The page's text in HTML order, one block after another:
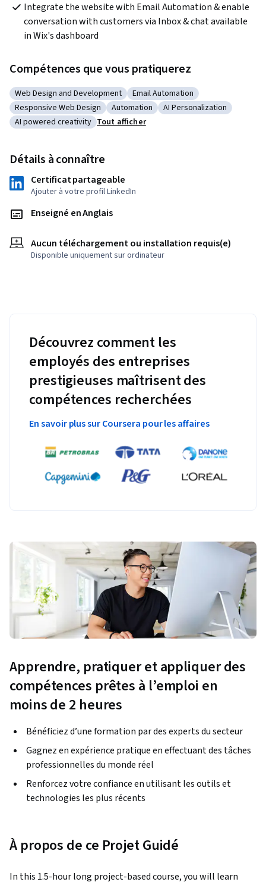
Integrate the website with Email Automation & enable
conversation with customers via Inbox & chat available
in Wix's dashboard
Compétences que vous pratiquerez
Catégorie : Web Design and Development
Web Design and Development Catégorie : Email Automation
Email Automation
Catégorie : Responsive Web Design
Responsive Web Design Catégorie : Automation
Automation Catégorie : AI
AI Personalization
Catégorie : AI powered creativity
AI powered creativity Tout afficher
Détails à connaître
Certificat partageable
Ajouter à votre profil LinkedIn
Enseigné en Anglais
Aucun téléchargement ou installation requis(e)
Disponible uniquement sur ordinateur
Découvrez comment les
employés des entreprises
prestigieuses maîtrisent des
compétences recherchées
En savoir plus sur Coursera pour les affaires
Apprendre, pratiquer et appliquer des
compétences prêtes à l’emploi en
moins de 2 heures
Bénéficiez d’une formation par des experts du secteur
Gagnez en expérience pratique en effectuant des tâches
professionnelles du monde réel
Renforcez votre confiance en utilisant les outils et
technologies les plus récents
À propos de ce Projet Guidé
In this 1.5-hour long project-based course, you will learn